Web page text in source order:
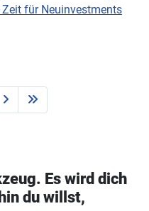
für Neuinvestments
Es wird dich
du willst,